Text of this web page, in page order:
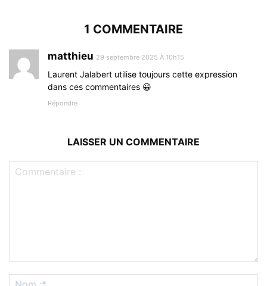
1 COMMENTAIRE
matthieu 29 septembre 2025 À 10h15
Laurent Jalabert utilise toujours cette expression
dans ces commentaires 😀
Répondre
LAISSER UN COMMENTAIRE